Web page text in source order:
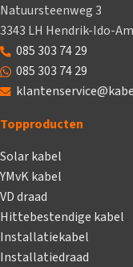
Natuursteenweg 3
3343 LH Hendrik-Ido-
085 303 74 29
085 303 74 29
Topproducten
Solar kabel
YMvK kabel
VD draad
Hittebestendige kabel
Installatiekabel
Installatiedraad